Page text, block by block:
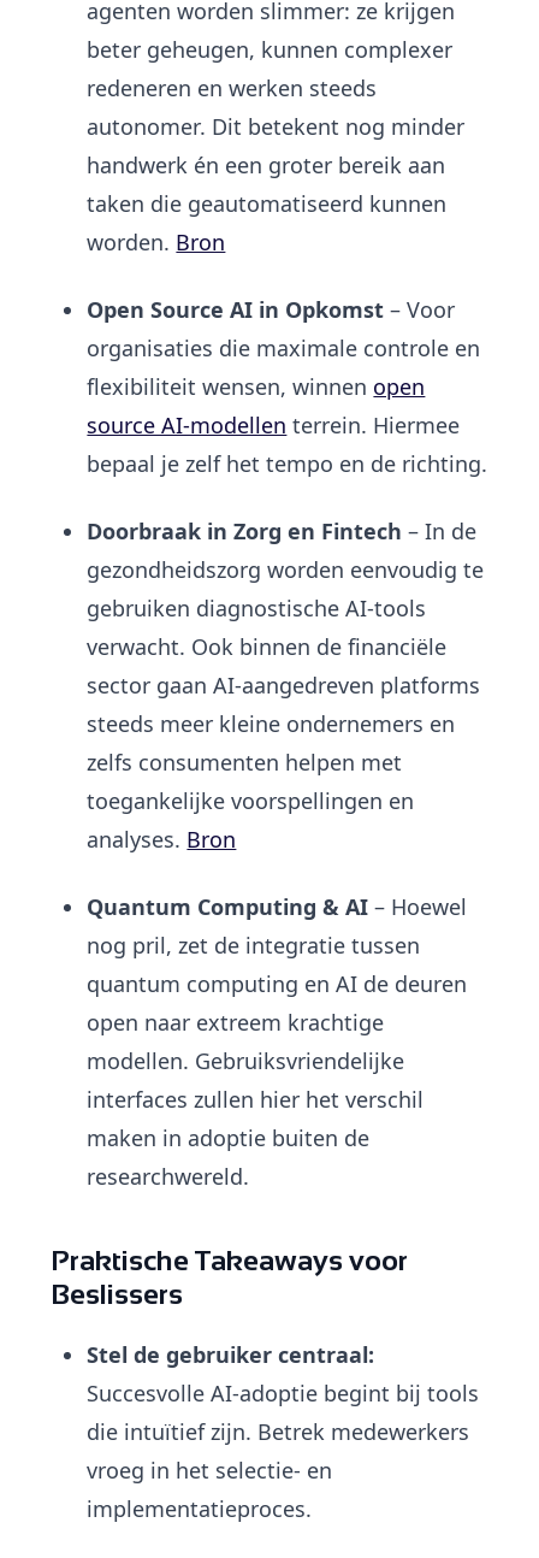
agenten worden slimmer: ze krijgen
beter geheugen, kunnen complexer
redeneren en werken steeds
autonomer. Dit betekent nog minder
handwerk én een groter bereik aan
taken die geautomatiseerd kunnen
worden. Bron
Open Source AI in Opkomst – Voor
organisaties die maximale controle en
flexibiliteit wensen, winnen open
source AI-modellen terrein. Hiermee
bepaal je zelf het tempo en de richting.
Doorbraak in Zorg en Fintech – In de
gezondheidszorg worden eenvoudig te
gebruiken diagnostische AI-tools
verwacht. Ook binnen de financiële
sector gaan AI-aangedreven platforms
steeds meer kleine ondernemers en
zelfs consumenten helpen met
toegankelijke voorspellingen en
analyses. Bron
Quantum Computing & AI – Hoewel
nog pril, zet de integratie tussen
quantum computing en AI de deuren
open naar extreem krachtige
modellen. Gebruiksvriendelijke
interfaces zullen hier het verschil
maken in adoptie buiten de
researchwereld.
Praktische Takeaways voor
Beslissers
Stel de gebruiker centraal:
Succesvolle AI-adoptie begint bij tools
die intuïtief zijn. Betrek medewerkers
vroeg in het selectie- en
implementatieproces.